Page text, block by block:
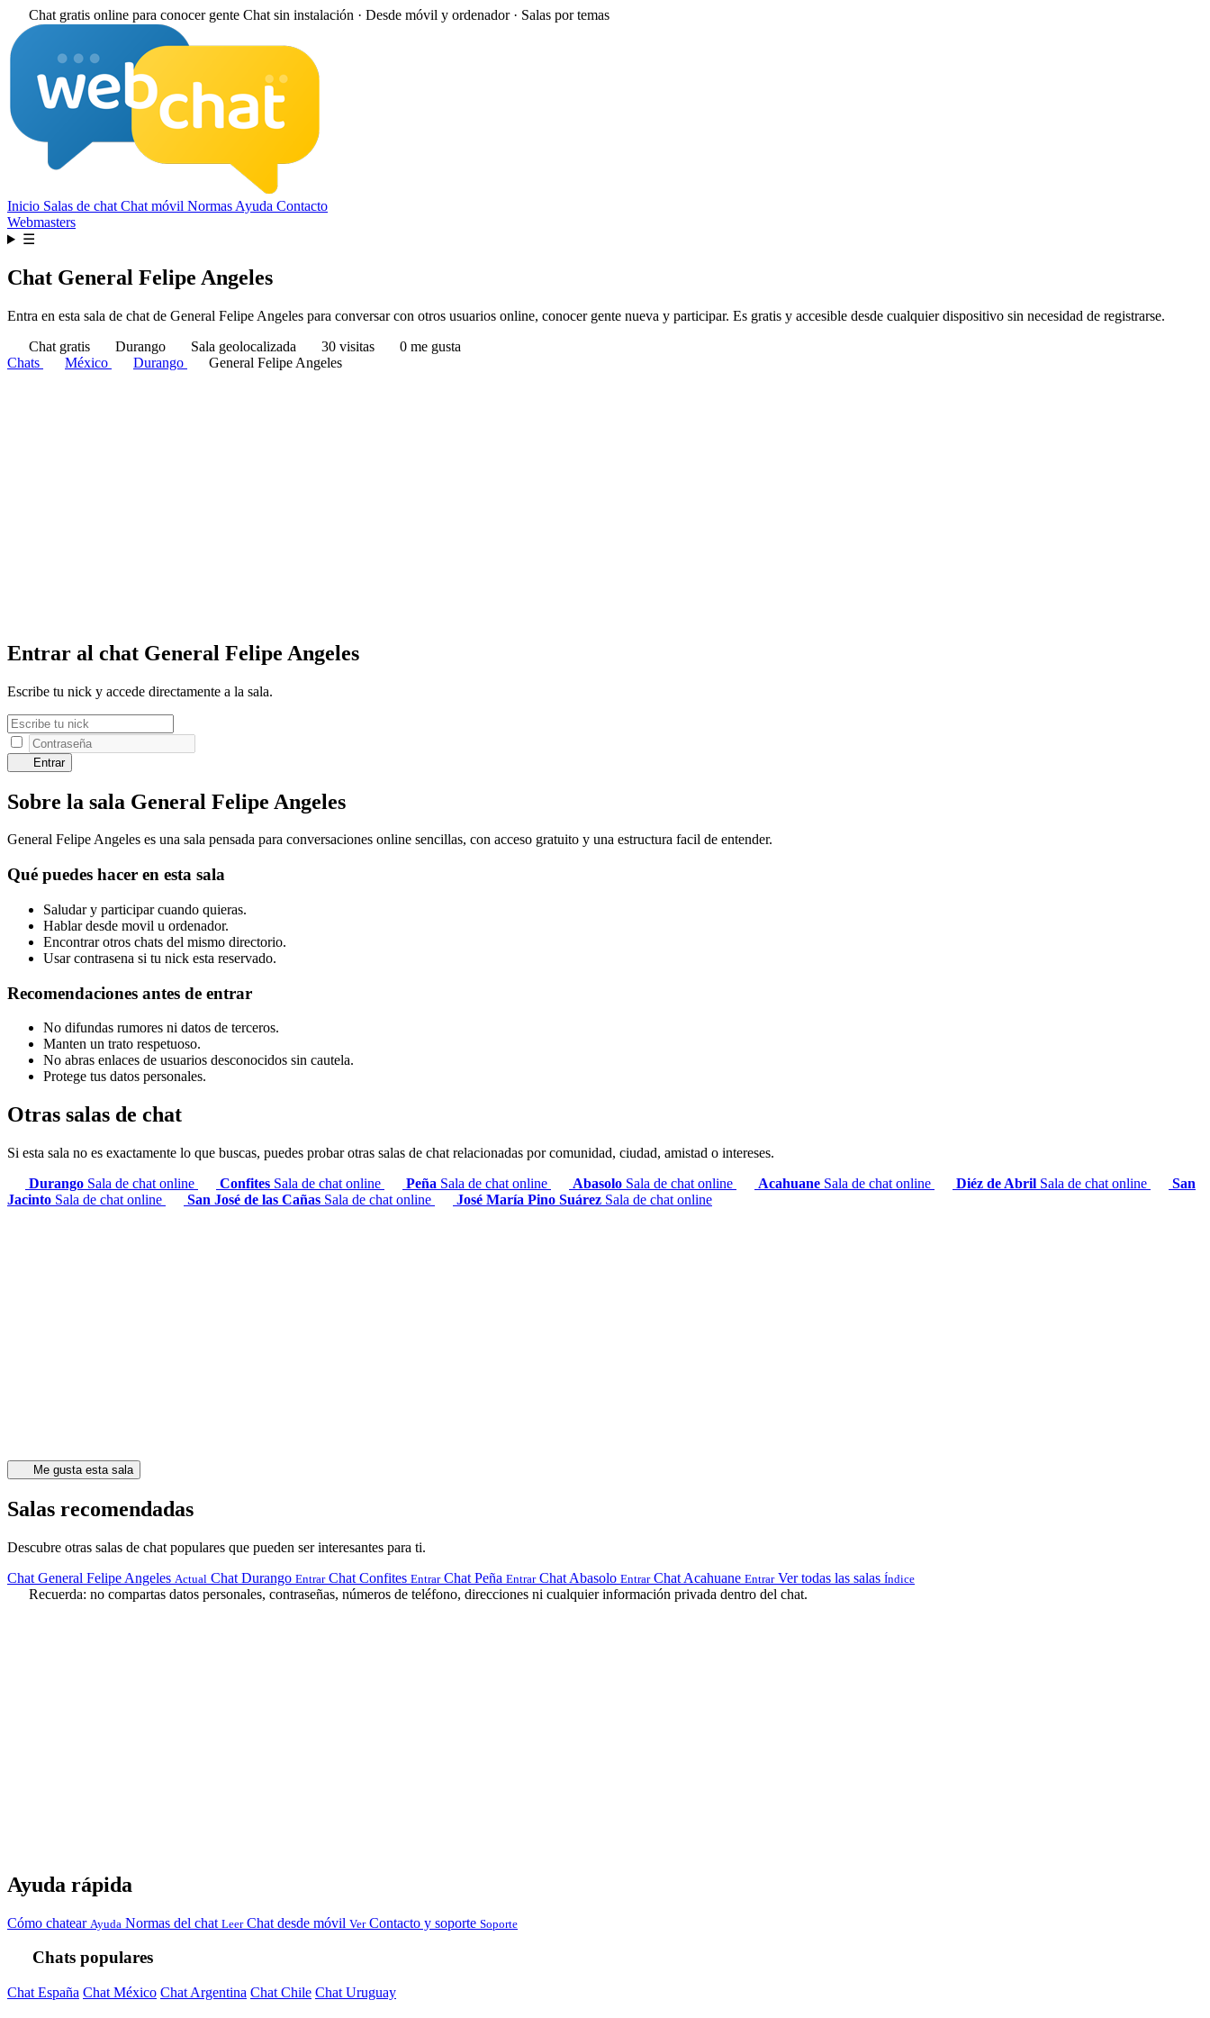
Chat gratis online para conocer gente Chat sin instalación · Desde móvil y ordenador · Salas por temas
Inicio Salas de chat Chat móvil Normas Ayuda Contacto
Webmasters
☰
Chat General Felipe Angeles
Entra en esta sala de chat de General Felipe Angeles para conversar con otros usuarios online, conocer gente nueva y participar. Es gratis y accesible desde cualquier dispositivo sin necesidad de registrarse.
Chat gratis
Durango Sala geolocalizada 30 visitas
0 me gusta
Chats
México Durango General Felipe Angeles
Entrar al chat General Felipe Angeles
Escribe tu nick y accede directamente a la sala.
Entrar
Sobre la sala General Felipe Angeles
General Felipe Angeles es una sala pensada para conversaciones online sencillas, con acceso gratuito y una estructura facil de entender.
Qué puedes hacer en esta sala
Saludar y participar cuando quieras.
Hablar desde movil u ordenador.
Encontrar otros chats del mismo directorio.
Usar contrasena si tu nick esta reservado.
Recomendaciones antes de entrar
No difundas rumores ni datos de terceros.
Manten un trato respetuoso.
No abras enlaces de usuarios desconocidos sin cautela.
Protege tus datos personales.
Otras salas de chat
Si esta sala no es exactamente lo que buscas, puedes probar otras salas de chat relacionadas por comunidad, ciudad, amistad o intereses.
Durango Sala de chat online Confites Sala de chat online Peña Sala de chat online Abasolo Sala de chat online Acahuane Sala de chat online Diéz de Abril Sala de chat online
San
Jacinto Sala de chat online San José de las Cañas Sala de chat online José María Pino Suárez Sala de chat online
Me gusta esta sala
Salas recomendadas
Descubre otras salas de chat populares que pueden ser interesantes para ti.
Chat General Felipe Angeles Actual Chat Durango Entrar Chat Confites Entrar Chat Peña Entrar Chat Abasolo Entrar Chat Acahuane Entrar Ver todas las salas Índice
Recuerda: no compartas datos personales, contraseñas, números de teléfono, direcciones ni cualquier información privada dentro del chat.
Ayuda rápida
Cómo chatear Ayuda Normas del chat Leer Chat desde móvil Ver Contacto y soporte Soporte
Chats populares
Chat España Chat México Chat Argentina Chat Chile Chat Uruguay